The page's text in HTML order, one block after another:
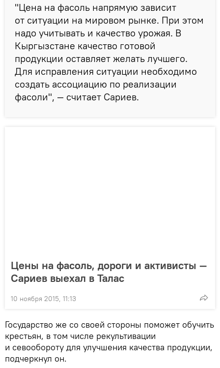
"Цена на фасоль напрямую зависит
от ситуации на мировом рынке. При этом
надо учитывать и качество урожая. В
Кыргызстане качество готовой
продукции оставляет желать лучшего.
Для исправления ситуации необходимо
создать ассоциацию по реализации
фасоли", — считает Сариев.
Цены на фасоль, дороги и активисты —
Сариев выехал в Талас
10 ноября 2015, 11:13
Государство же со своей стороны поможет обучить
крестьян, в том числе рекультивации
и севообороту для улучшения качества продукции,
подчеркнул он.